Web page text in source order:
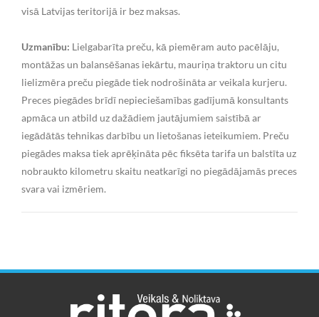
visā Latvijas teritorijā ir bez maksas.
Uzmanību: Lielgabarīta preču, kā piemēram auto pacēlāju,
montāžas un balansēšanas iekārtu, mauriņa traktoru un citu
lielizmēra preču piegāde tiek nodrošināta ar veikala kurjeru.
Preces piegādes brīdī nepieciešamības gadījumā konsultants
apmāca un atbild uz dažādiem jautājumiem saistībā ar
iegādātās tehnikas darbību un lietošanas ieteikumiem. Preču
piegādes maksa tiek aprēķināta pēc fiksēta tarifa un balstīta uz
nobraukto kilometru skaitu neatkarīgi no piegādājamās preces
svara vai izmēriem.